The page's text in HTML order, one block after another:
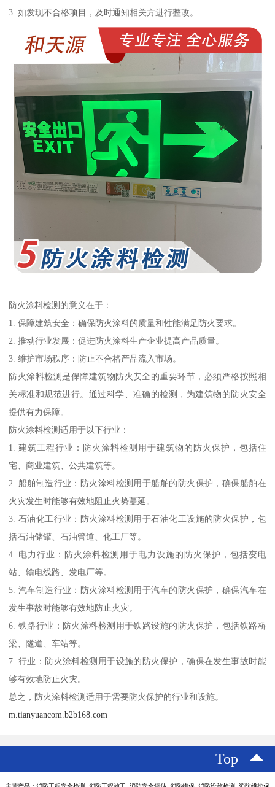
3. 如发现不合格项目，及时通知相关方进行整改。
防火涂料检测的意义在于：
1. 保障建筑安全：确保防火涂料的质量和性能满足防火要求。
2. 推动行业发展：促进防火涂料生产企业提高产品质量。
3. 维护市场秩序：防止不合格产品流入市场。
防火涂料检测是保障建筑物防火安全的重要环节，必须严格按照相
关标准和规范进行。通过科学、准确的检测，为建筑物的防火安全
提供有力保障。
防火涂料检测适用于以下行业：
1. 建筑工程行业：防火涂料检测用于建筑物的防火保护，包括住
宅、商业建筑、公共建筑等。
2. 船舶制造行业：防火涂料检测用于船舶的防火保护，确保船舶在
火灾发生时能够有效地阻止火势蔓延。
3. 石油化工行业：防火涂料检测用于石油化工设施的防火保护，包
括石油储罐、石油管道、化工厂等。
4. 电力行业：防火涂料检测用于电力设施的防火保护，包括变电
站、输电线路、发电厂等。
5. 汽车制造行业：防火涂料检测用于汽车的防火保护，确保汽车在
发生事故时能够有效地防止火灾。
6. 铁路行业：防火涂料检测用于铁路设施的防火保护，包括铁路桥
梁、隧道、车站等。
7. 行业：防火涂料检测用于设施的防火保护，确保在发生事故时能
够有效地防止火灾。
总之，防火涂料检测适用于需要防火保护的行业和设施。
m.tianyuancom.b2b168.com
Top